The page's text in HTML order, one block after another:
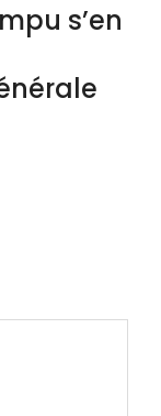
s’en